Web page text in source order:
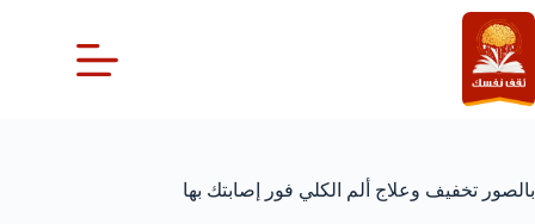
التجاوز
إلى
المحتوى
بالصور تخفيف وعلاج ألم الكلي فور إصابتك بها